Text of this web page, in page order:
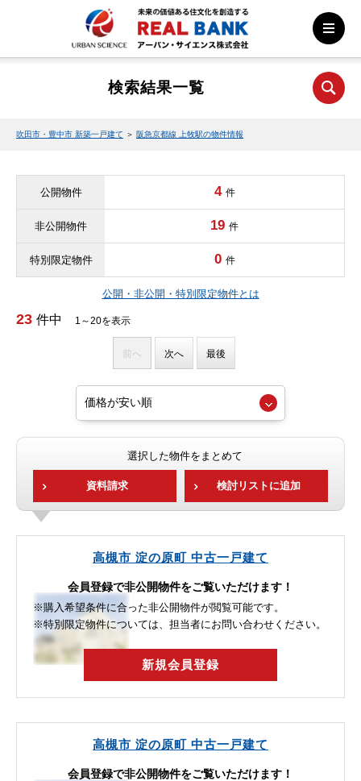
検索結果一覧
吹田市・豊中市 新築一戸建て ＞ 阪急京都線 上牧駅の物件情報
公開物件 4 件
非公開物件 19 件
特別限定物件 0 件
公開・非公開・特別限定物件とは
23 件中 1～20を表示
前へ 次へ 最後
選択した物件をまとめて
資料請求 検討リストに追加
高槻市 淀の原町 中古一戸建て
会員登録で非公開物件をご覧いただけます！
※購入希望条件に合った非公開物件が閲覧可能です。
※特別限定物件については、担当者にお問い合わせください。
新規会員登録
高槻市 淀の原町 中古一戸建て
会員登録で非公開物件をご覧いただけます！